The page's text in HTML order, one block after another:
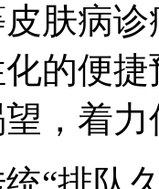
肤病
的便
，着